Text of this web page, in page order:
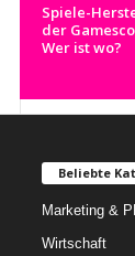
Spiele-
der
Wer ist wo?
Beliebte
Marketing &
Wirtschaft